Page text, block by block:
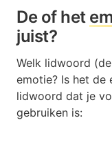
De of het
juist?
Welk lidwoord
emotie? Is het de
lidwoord dat je
gebruiken is: